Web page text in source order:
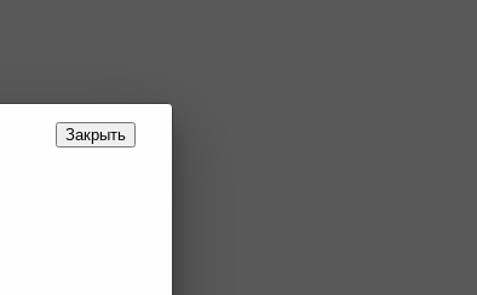
Закрыть